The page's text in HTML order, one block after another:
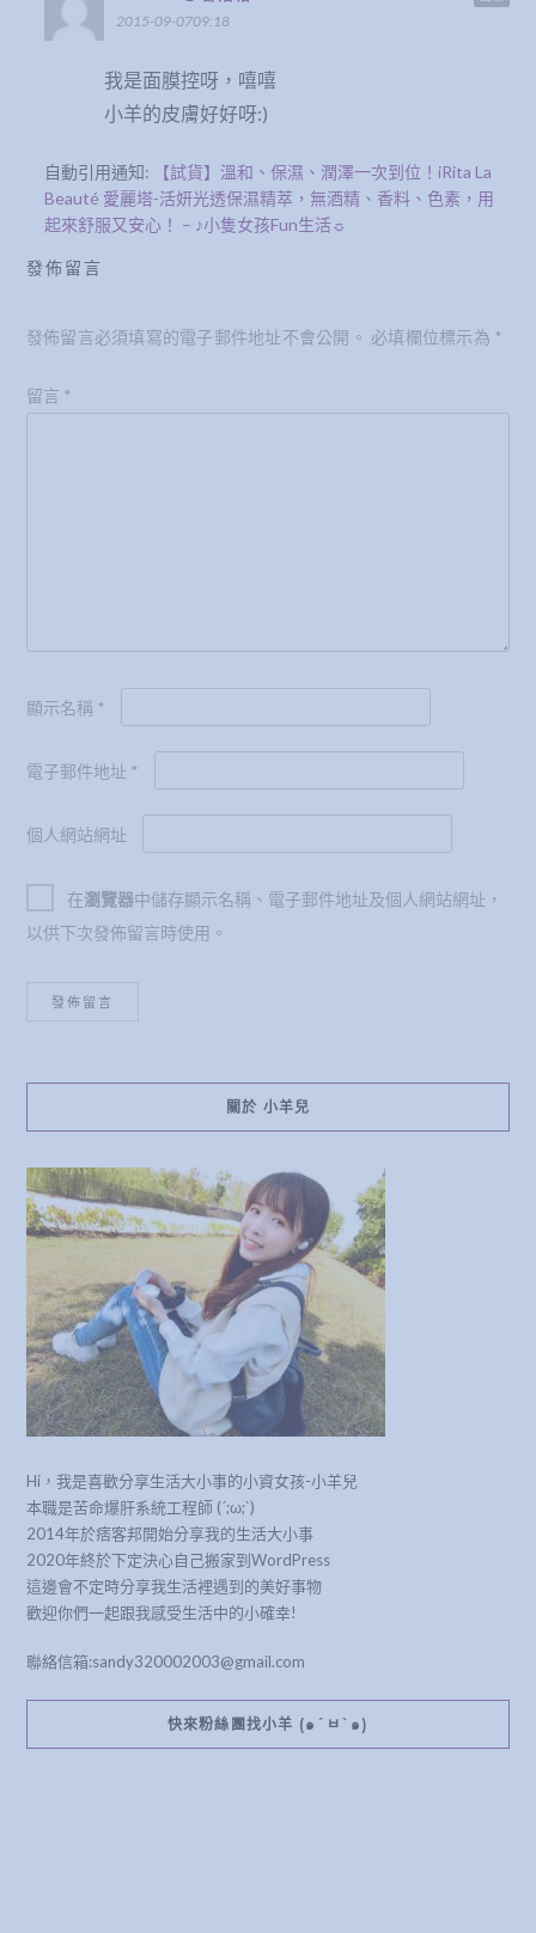
2015-09-0709:18
我是面膜控呀，嘻嘻
小羊的皮膚好好呀:)
自動引用通知:
【試貨】溫和、保濕、潤澤一次到位！iRita La
Beauté 愛麗塔-活妍光透保濕精萃，無酒精、香料、色素，用
起來舒服又安心！ – ♪小隻女孩Fun生活☼
發佈留言
發佈留言必須填寫的電子郵件地址不會公開。 必填欄位標示為 *
留言 *
顯示名稱 *
電子郵件地址 *
個人網站網址
在瀏覽器中儲存顯示名稱、電子郵件地址及個人網站網址，
以供下次發佈留言時使用。
關於 小羊兒
Hi，我是喜歡分享生活大小事的小資女孩-小羊兒
本職是苦命爆肝系統工程師 (´;ω;`)
2014年於痞客邦開始分享我的生活大小事
2020年終於下定決心自己搬家到WordPress
這邊會不定時分享我生活裡遇到的美好事物
歡迎你們一起跟我感受生活中的小確幸!
聯絡信箱:sandy320002003@gmail.com
快來粉絲團找小羊 (๑´ㅂ`๑)